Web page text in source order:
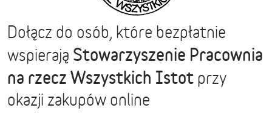
Dołącz do osób, które bezpłatnie
wspierają Stowarzyszenie Pracownia
na rzecz Wszystkich Istot przy
okazji zakupów online